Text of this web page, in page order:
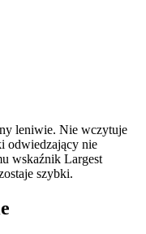
leniwie. Nie wczytuje
odwiedzający nie
wskaźnik Largest
szybki.